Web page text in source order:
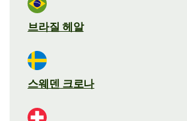
브라질 헤알
스웨덴 크로나